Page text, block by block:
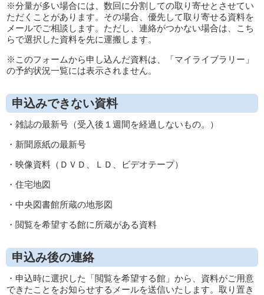
※分量が多い場合には、数回に分割しての取り寄せとさせてい
ただくことがあります。その場合、優先して取り寄せる資料を
メールでご相談します。ただし、連絡がつかない場合は、こち
らで選択した資料を先に運搬します。
※このフォームから申し込んだ資料は、「マイライブラリー」
の予約状況一覧には表示されません。
申込みできない資料
・雑誌の最新号（受入後１週間を経過しないもの。）
・新聞原紙の最新号
・映像資料（ＤＶＤ、ＬＤ、ビデオテープ）
・住宅地図
・中央図書館所蔵の地形図
・閲覧を希望する館に所蔵がある資料
申込み後の連絡
・申込時に選択した「閲覧を希望する館」から、資料がご用意
できたことをお知らせするメールを送信いたします。取り置き